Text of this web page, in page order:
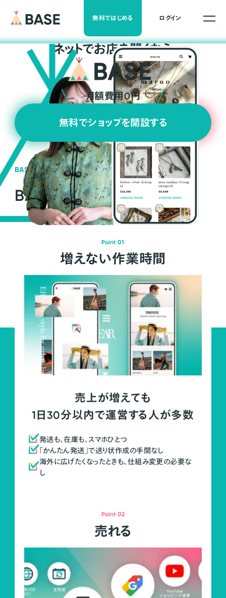
無料ではじめる ログイン
ネットでお店を開くなら
月額費用0円
無料でショップを開設する
BASEの強み
BASEが強い3つの理由
Point 01
増えない作業時間
売上が増えても
1日30分以内で運営する人が多数
発送も、在庫も、スマホひとつ
「かんたん発送」で送り状作成の手間なし
海外に広げたくなったときも、仕組み変更の必要な
し
Point 02
売れる